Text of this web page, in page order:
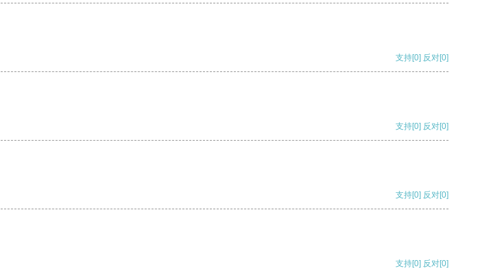
支持[0] 反对[0]
支持[0] 反对[0]
支持[0] 反对[0]
支持[0] 反对[0]